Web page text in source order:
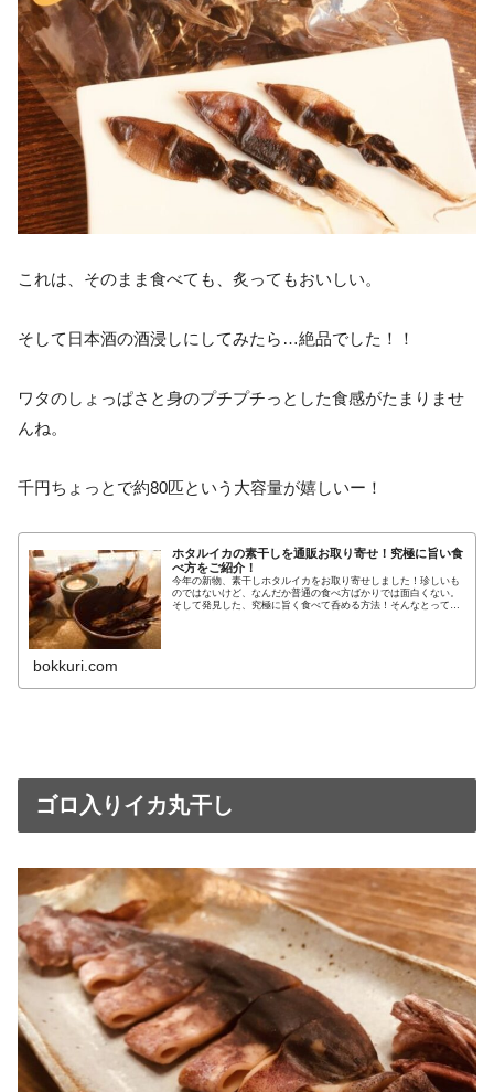
これは、そのまま食べても、炙ってもおいしい。
そして日本酒の酒浸しにしてみたら…絶品でした！！
ワタのしょっぱさと身のプチプチっとした食感がたまりませ
んね。
千円ちょっとで約80匹という大容量が嬉しいー！
ホタルイカの素干しを通販お取り寄せ！究極に旨い食
べ方をご紹介！
今年の新物、素干しホタルイカをお取り寄せしました！珍しいも
のではないけど、なんだか普通の食べ方ばかりでは面白くない。
そして発見した、究極に旨く食べて呑める方法！そんなとってお
bokkuri.com
ゴロ入りイカ丸干し